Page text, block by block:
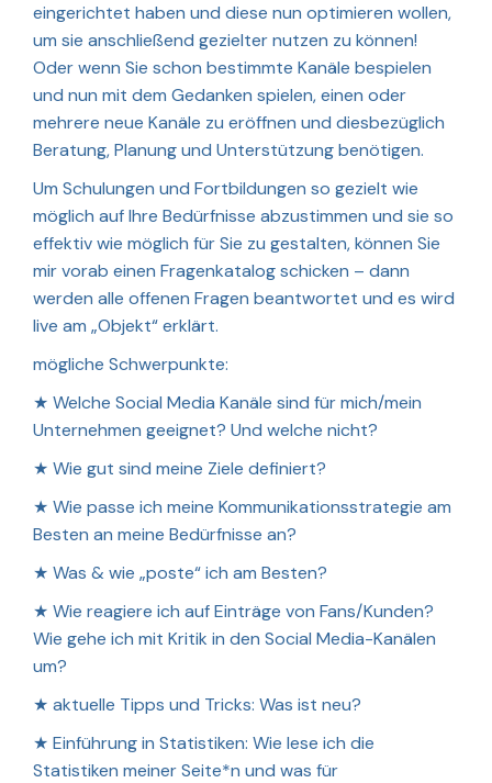
eingerichtet haben und diese nun optimieren wollen,
um sie anschließend gezielter nutzen zu können!
Oder wenn Sie schon bestimmte Kanäle bespielen
und nun mit dem Gedanken spielen, einen oder
mehrere neue Kanäle zu eröffnen und diesbezüglich
Beratung, Planung und Unterstützung benötigen.
Um Schulungen und Fortbildungen so gezielt wie
möglich auf Ihre Bedürfnisse abzustimmen und sie so
effektiv wie möglich für Sie zu gestalten, können Sie
mir vorab einen Fragenkatalog schicken – dann
werden alle offenen Fragen beantwortet und es wird
live am „Objekt“ erklärt.
mögliche Schwerpunkte:
★ Welche Social Media Kanäle sind für mich/mein
Unternehmen geeignet? Und welche nicht?
★ Wie gut sind meine Ziele definiert?
★ Wie passe ich meine Kommunikationsstrategie am
Besten an meine Bedürfnisse an?
★ Was & wie „poste“ ich am Besten?
★ Wie reagiere ich auf Einträge von Fans/Kunden?
Wie gehe ich mit Kritik in den Social Media-Kanälen
um?
★ aktuelle Tipps und Tricks: Was ist neu?
★ Einführung in Statistiken: Wie lese ich die
Statistiken meiner Seite*n und was für